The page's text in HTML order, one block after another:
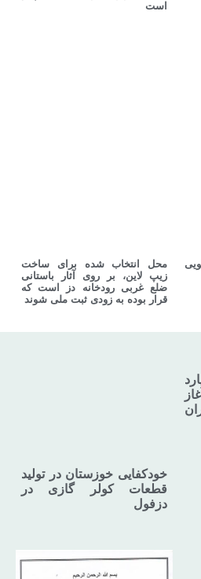
است
محل انتخاب شده برای ساخت
زیپ لاین، بر روی آثار باستانی
ضلع غربی رودخانه دز است که
قرار بوده به زودی ثبت ملی شوند
خودکفایی خوزستان در تولید
قطعات کولر گازی در
دزفول